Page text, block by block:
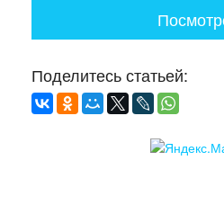
Поделитесь статьей: